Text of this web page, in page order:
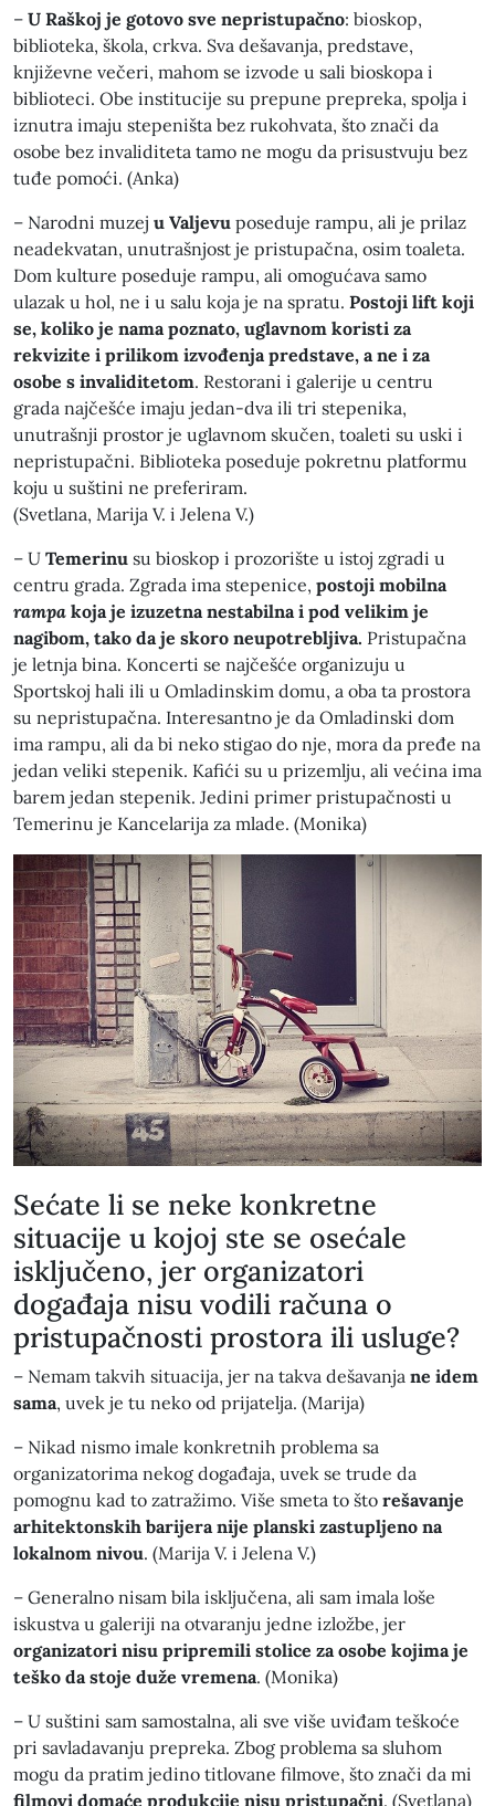
– U Raškoj je gotovo sve nepristupačno: bioskop,
biblioteka, škola, crkva. Sva dešavanja, predstave,
književne večeri, mahom se izvode u sali bioskopa i
biblioteci. Obe institucije su prepune prepreka, spolja i
iznutra imaju stepeništa bez rukohvata, što znači da
osobe bez invaliditeta tamo ne mogu da prisustvuju bez
tuđe pomoći. (Anka)
– Narodni muzej u Valjevu poseduje rampu, ali je prilaz
neadekvatan, unutrašnjost je pristupačna, osim toaleta.
Dom kulture poseduje rampu, ali omogućava samo
ulazak u hol, ne i u salu koja je na spratu. Postoji lift koji
se, koliko je nama poznato, uglavnom koristi za
rekvizite i prilikom izvođenja predstave, a ne i za
osobe s invaliditetom. Restorani i galerije u centru
grada najčešće imaju jedan-dva ili tri stepenika,
unutrašnji prostor je uglavnom skučen, toaleti su uski i
nepristupačni. Biblioteka poseduje pokretnu platformu
koju u suštini ne preferiram.
(Svetlana, Marija V. i Jelena V.)
– U Temerinu su bioskop i prozorište u istoj zgradi u
centru grada. Zgrada ima stepenice, postoji mobilna
rampa koja je izuzetna nestabilna i pod velikim je
nagibom, tako da je skoro neupotrebljiva. Pristupačna
je letnja bina. Koncerti se najčešće organizuju u
Sportskoj hali ili u Omladinskim domu, a oba ta prostora
su nepristupačna. Interesantno je da Omladinski dom
ima rampu, ali da bi neko stigao do nje, mora da pređe na
jedan veliki stepenik. Kafići su u prizemlju, ali većina ima
barem jedan stepenik. Jedini primer pristupačnosti u
Temerinu je Kancelarija za mlade. (Monika)
Sećate li se neke konkretne
situacije u kojoj ste se osećale
isključeno, jer organizatori
događaja nisu vodili računa o
pristupačnosti prostora ili usluge?
– Nemam takvih situacija, jer na takva dešavanja ne idem
sama, uvek je tu neko od prijatelja. (Marija)
– Nikad nismo imale konkretnih problema sa
organizatorima nekog događaja, uvek se trude da
pomognu kad to zatražimo. Više smeta to što rešavanje
arhitektonskih barijera nije planski zastupljeno na
lokalnom nivou. (Marija V. i Jelena V.)
– Generalno nisam bila isključena, ali sam imala loše
iskustva u galeriji na otvaranju jedne izložbe, jer
organizatori nisu pripremili stolice za osobe kojima je
teško da stoje duže vremena. (Monika)
– U suštini sam samostalna, ali sve više uviđam teškoće
pri savladavanju prepreka. Zbog problema sa sluhom
mogu da pratim jedino titlovane filmove, što znači da mi
filmovi domaće produkcije nisu pristupačni. (Svetlana)